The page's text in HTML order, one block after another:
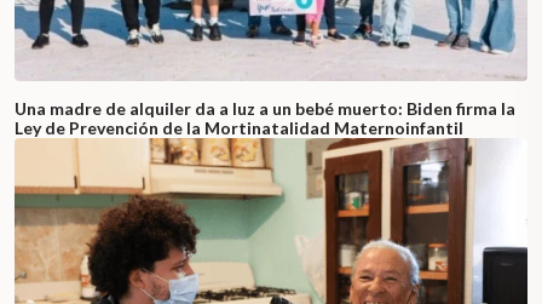
Una madre de alquiler da a luz a un bebé muerto: Biden firma la
Ley de Prevención de la Mortinatalidad Maternoinfantil